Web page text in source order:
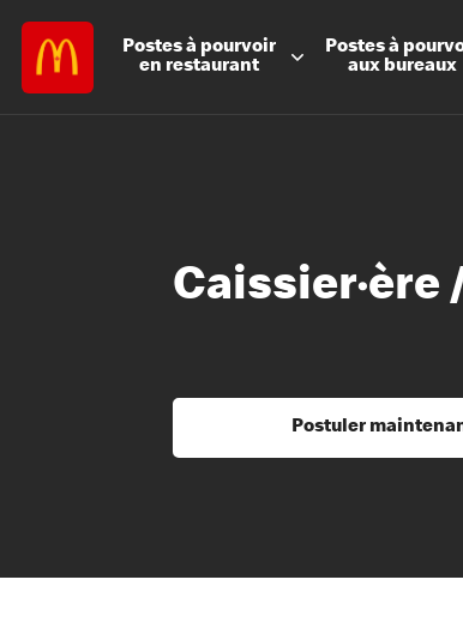
Postes à pourvoir
en restaurant
Postes à
aux bureaux
Caissier·ère
Postuler